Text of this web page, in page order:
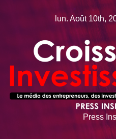
lun. Août 10th,
Press